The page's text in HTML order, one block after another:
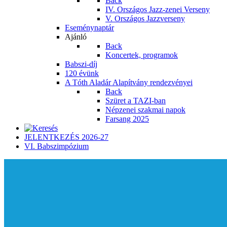
IV. Országos Jazz-zenei Verseny
V. Országos Jazzverseny
Eseménynaptár
Ajánló
Back
Koncertek, programok
Babszi-díj
120 évünk
A Tóth Aladár Alapítvány rendezvényei
Back
Szüret a TAZI-ban
Népzenei szakmai napok
Farsang 2025
JELENTKEZÉS 2026-27
VI. Babszimpózium